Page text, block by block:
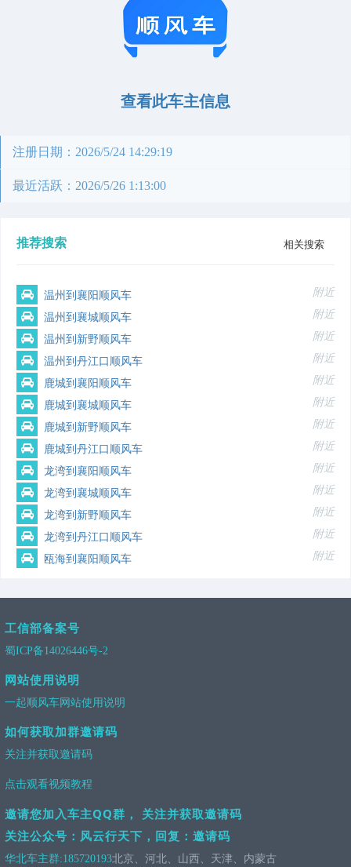
查看此车主信息
注册日期：2026/5/24 14:29:19
最近活跃：2026/5/26 1:13:00
推荐搜索 相关搜索
温州到襄阳顺风车 附近
温州到襄城顺风车 附近
温州到新野顺风车 附近
温州到丹江口顺风车 附近
鹿城到襄阳顺风车 附近
鹿城到襄城顺风车 附近
鹿城到新野顺风车 附近
鹿城到丹江口顺风车 附近
龙湾到襄阳顺风车 附近
龙湾到襄城顺风车 附近
龙湾到新野顺风车 附近
龙湾到丹江口顺风车 附近
瓯海到襄阳顺风车 附近
工信部备案号
蜀ICP备14026446号-2
网站使用说明
一起顺风车网站使用说明
如何获取加群邀请码
关注并获取邀请码
点击观看视频教程
邀请您加入车主QQ群， 关注并获取邀请码
关注公众号：风云行天下，回复：邀请码
华北车主群:185720193北京、河北、山西、天津、内蒙古